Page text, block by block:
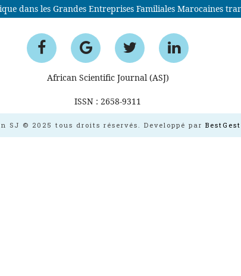
dans les Grandes Entreprises Familiales Marocaines
African Scientific Journal (ASJ)
ISSN : 2658-9311
SJ © 2025 tous droits réservés. Developpé par BestGest